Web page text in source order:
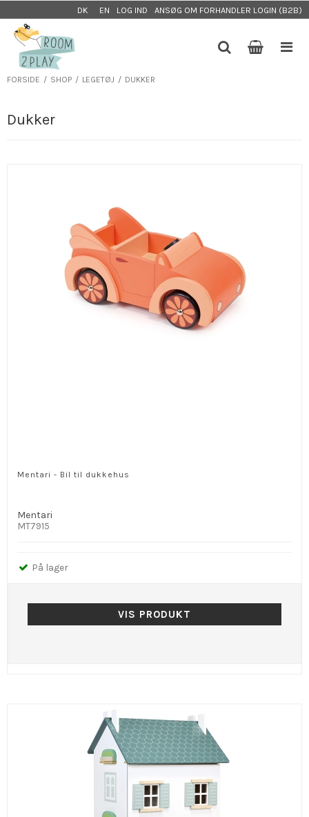
DK EN LOG IND ANSØG OM FORHANDLER LOGIN (B2B)
FORSIDE / SHOP / LEGETØJ / DUKKER
Dukker
Mentari - Bil til dukkehus
Mentari
MT7915
På lager
VIS PRODUKT